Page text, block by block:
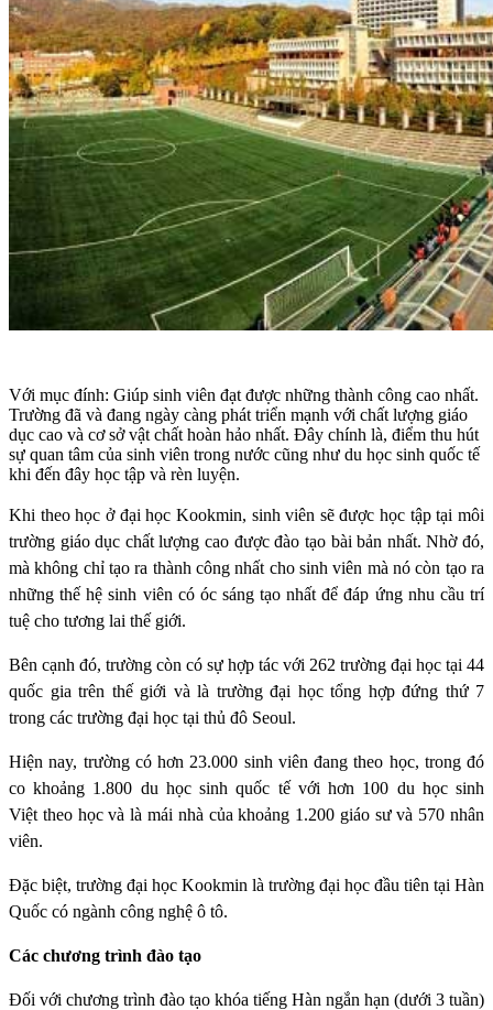
Với mục đính: Giúp sinh viên đạt được những thành công cao nhất.
Trường đã và đang ngày càng phát triển mạnh với chất lượng giáo
dục cao và cơ sở vật chất hoàn hảo nhất. Đây chính là, điểm thu hút
sự quan tâm của sinh viên trong nước cũng như du học sinh quốc tế
khi đến đây học tập và rèn luyện.
Khi theo học ở đại học Kookmin, sinh viên sẽ được học tập tại môi
trường giáo dục chất lượng cao được đào tạo bài bản nhất. Nhờ đó,
mà không chỉ tạo ra thành công nhất cho sinh viên mà nó còn tạo ra
những thế hệ sinh viên có óc sáng tạo nhất để đáp ứng nhu cầu trí
tuệ cho tương lai thế giới.
Bên cạnh đó, trường còn có sự hợp tác với 262 trường đại học tại 44
quốc gia trên thế giới và là trường đại học tổng hợp đứng thứ 7
trong các trường đại học tại thủ đô Seoul.
Hiện nay, trường có hơn 23.000 sinh viên đang theo học, trong đó
co khoảng 1.800 du học sinh quốc tế với hơn 100 du học sinh
Việt theo học và là mái nhà của khoảng 1.200 giáo sư và 570 nhân
viên.
Đặc biệt, trường đại học Kookmin là trường đại học đầu tiên tại Hàn
Quốc có ngành công nghệ ô tô.
Các chương trình đào tạo
Đối với chương trình đào tạo khóa tiếng Hàn ngắn hạn (dưới 3 tuần)